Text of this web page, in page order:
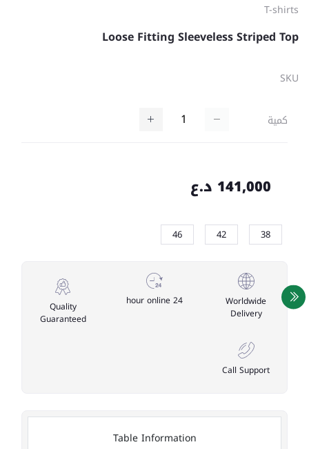
T-shirts
Loose Fitting Sleeveless Striped Top
SKU
كمية
141,000 د.ع
38
42
46
Worldwide
Delivery
24 hour online
Quality
Guaranteed
Call Support
Table Information